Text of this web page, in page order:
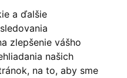
a ďalšie
zlepšenie vášho
našich
na to, aby sme